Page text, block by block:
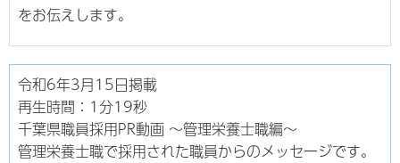
をお伝えします。
令和6年3月15日掲載
再生時間：1分19秒
千葉県職員採用PR動画 ～管理栄養士職編～
管理栄養士職で採用された職員からのメッセージです。